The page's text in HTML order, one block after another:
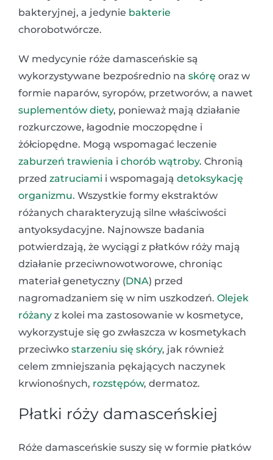
bakteryjnej, a jedynie bakterie
chorobotwórcze.
W medycynie róże damasceńskie są
wykorzystywane bezpośrednio na skórę oraz w
formie naparów, syropów, przetworów, a nawet
suplementów diety, ponieważ mają działanie
rozkurczowe, łagodnie moczopędne i
żółciopędne. Mogą wspomagać leczenie
zaburzeń trawienia i chorób wątroby. Chronią
przed zatruciami i wspomagają detoksykację
organizmu. Wszystkie formy ekstraktów
różanych charakteryzują silne właściwości
antyoksydacyjne. Najnowsze badania
potwierdzają, że wyciągi z płatków róży mają
działanie przeciwnowotworowe, chroniąc
materiał genetyczny (DNA) przed
nagromadzaniem się w nim uszkodzeń. Olejek
różany z kolei ma zastosowanie w kosmetyce,
wykorzystuje się go zwłaszcza w kosmetykach
przeciwko starzeniu się skóry, jak również
celem zmniejszania pękających naczynek
krwionośnych, rozstępów, dermatoz.
Płatki róży damasceńskiej
Róże damasceńskie suszy się w formie płatków